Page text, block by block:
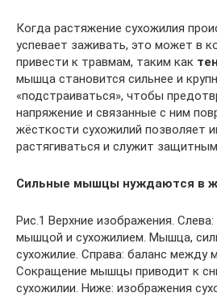
Когда растяжение сухожилия
успевает заживать, это может в
привести к травмам, таким как
мышца становится сильнее и
«подстраиваться», чтобы
напряжение и связанные с ним
жёсткости сухожилий позволяет
растягиваться и служит
Сильные мышцы нуждаются в
Рис.1 Верхние изображения.
мышцой и сухожилием. Мышца,
сухожилие. Справа: баланс между
Сокращение мышцы приводит к
сухожилии. Ниже: изображения